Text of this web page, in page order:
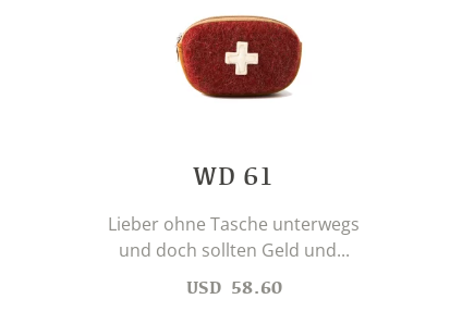
WD 61
Lieber ohne Tasche unterwegs
und doch sollten Geld und...
USD 58.60